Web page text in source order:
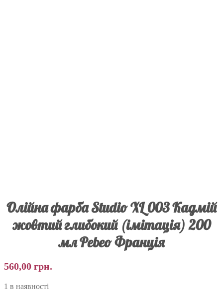
Олійна фарба Studio XL 003 Кадмій
жовтий глибокий (імітація) 200
мл Pebeo Франція
560,00 грн.
1 в наявності